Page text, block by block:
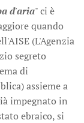
d'aria" ci è
quando
(L'Agenzia
segreto
di
assieme a
impegnato in
ebraico, si